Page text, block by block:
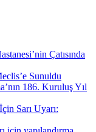
Çatısında
Sunuldu
186. Kuruluş Yıl
Sarı Uyarı: